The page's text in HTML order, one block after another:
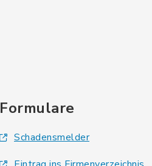
Formulare
Schadensmelder